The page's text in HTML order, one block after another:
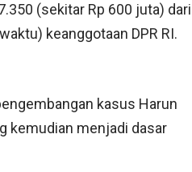
(sekitar Rp 600 juta) dari
keanggotaan DPR RI.
kasus Harun
kemudian menjadi dasar